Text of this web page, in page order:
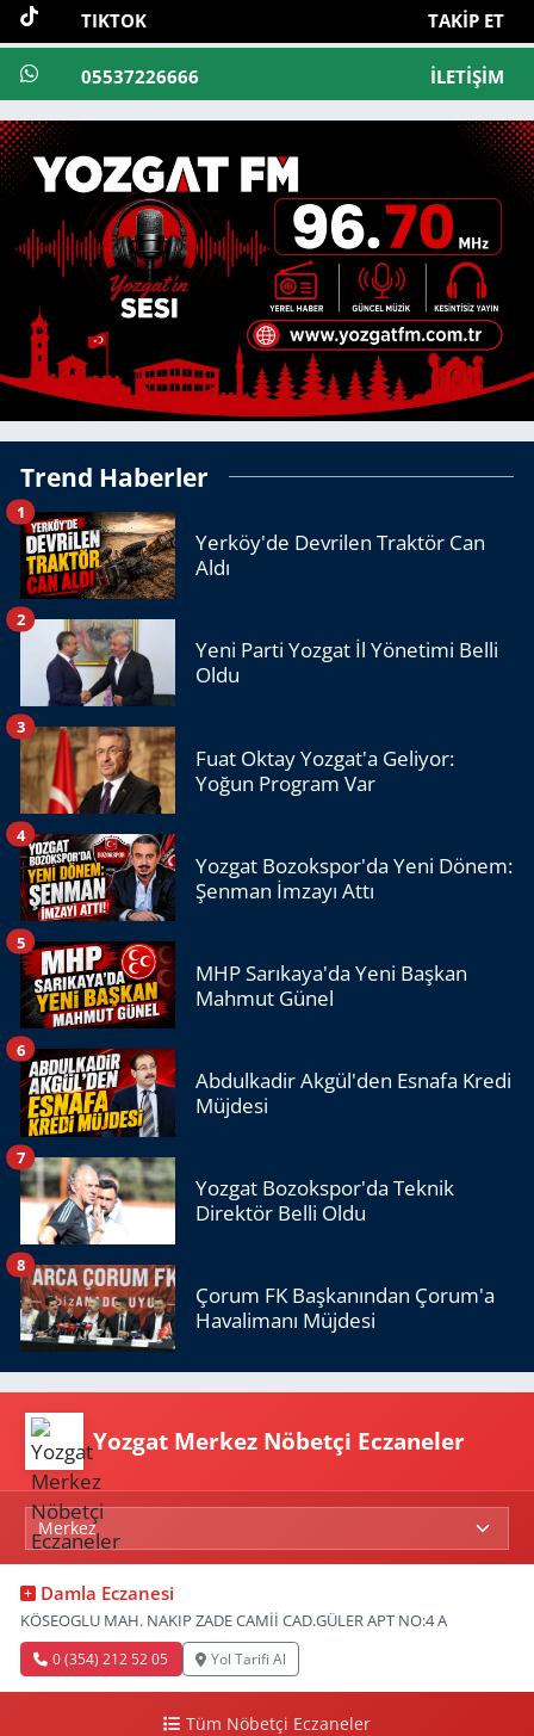
TIKTOK TAKIP ET
05537226666 İLETIŞIM
Trend Haberler
Yerköy'de Devrilen Traktör Can
Aldı
1
Yeni Parti Yozgat İl Yönetimi Belli
Oldu
2
Fuat Oktay Yozgat'a Geliyor:
Yoğun Program Var
3
Yozgat Bozokspor'da Yeni Dönem:
Şenman İmzayı Attı
4
MHP Sarıkaya'da Yeni Başkan
Mahmut Günel
5
Abdulkadir Akgül'den Esnafa Kredi
Müjdesi
6
Yozgat Bozokspor'da Teknik
Direktör Belli Oldu
7
Çorum FK Başkanından Çorum'a
Havalimanı Müjdesi
8
Yozgat Merkez Nöbetçi Eczaneler
Damla Eczanesi
KÖSEOGLU MAH. NAKIP ZADE CAMİİ CAD.GÜLER APT NO:4 A
0 (354) 212 52 05 Yol Tarifi Al
Tüm Nöbetçi Eczaneler